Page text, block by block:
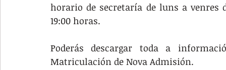
horario de secretaría de luns a venres
19:00 horas.
Poderás descargar toda a
Matriculación de Nova Admisión.